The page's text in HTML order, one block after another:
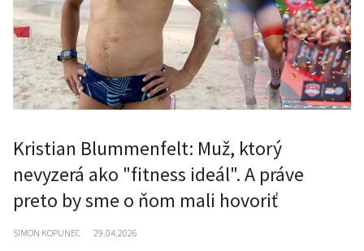
Kristian Blummenfelt: Muž, ktorý
nevyzerá ako "fitness ideál". A práve
preto by sme o ňom mali hovoriť
SIMON KOPUNEC 29.04.2026